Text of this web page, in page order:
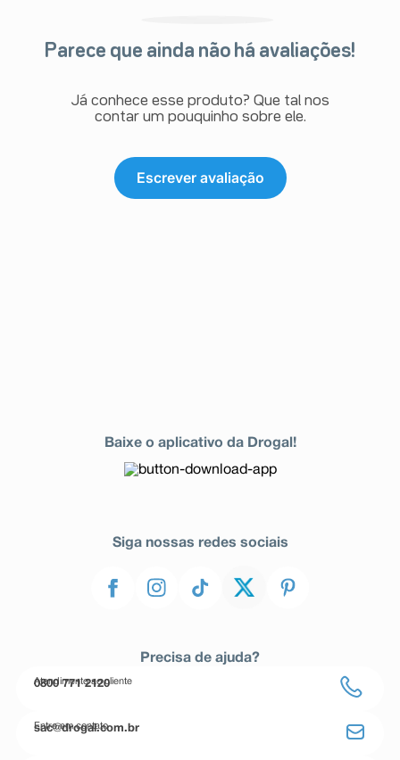
Parece que ainda não há avaliações!
Já conhece esse produto? Que tal nos
contar um pouquinho sobre ele.
Escrever avaliação
Baixe o aplicativo da Drogal!
Siga nossas redes sociais
Precisa de ajuda?
Atendimento ao cliente
0800 771 2120
Entre em contato
sac@drogal.com.br